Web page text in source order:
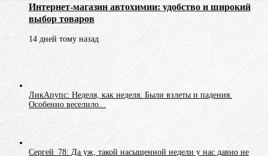
Интернет-магазин автохимии: удобство и широкий
выбор товаров
14 дней тому назад
ЛикАпупс: Неделя, как неделя. Были взлеты и падения.
Особенно веселило...
Сергей_78: Да уж, такой насыщенной недели у нас давно не